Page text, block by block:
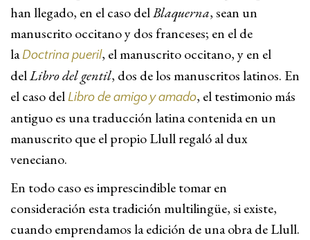
han llegado, en el caso delBlaquerna, sean un
manuscrito occitano y dos franceses; en el de
laDoctrina pueril, el manuscrito occitano, y en el
delLibro del gentil, dos de los manuscritos latinos. En
el caso del Libro de amigo y amado, el testimonio más
antiguo es una traducción latina contenida en un
manuscrito que el propio Llull regaló al dux
veneciano.
En todo caso es imprescindible tomar en
consideración esta tradición multilingüe, si existe,
cuando emprendamos la edición de una obra de Llull.